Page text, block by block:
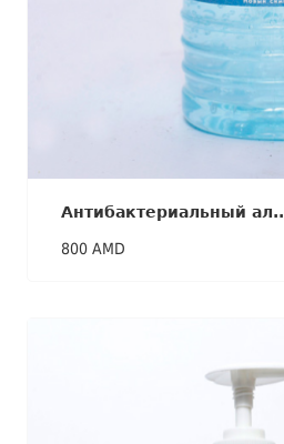
Антибактериальный ал..
800 AMD